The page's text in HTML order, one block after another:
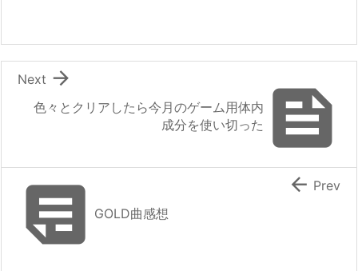

色々とクリアしたら今月のゲーム用体内
成分を使い切った

Next
GOLD曲感想
 Prev